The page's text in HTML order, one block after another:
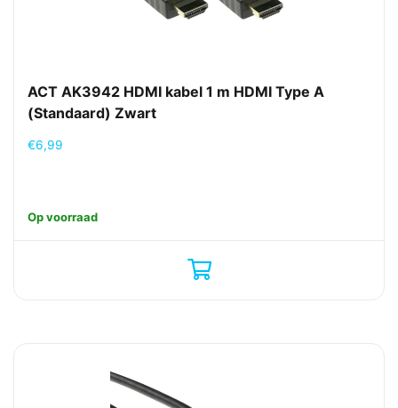
ACT AK3942 HDMI kabel 1 m HDMI Type A
(Standaard) Zwart
€6,99
Op voorraad